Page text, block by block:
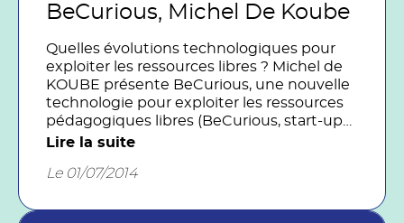
BeCurious, Michel De Koube
Quelles évolutions technologiques pour
exploiter les ressources libres ? Michel de
KOUBE présente BeCurious, une nouvelle
technologie pour exploiter les ressources
pédagogiques libres (BeCurious, start-up
en création)
Lire la suite
Le 01/07/2014